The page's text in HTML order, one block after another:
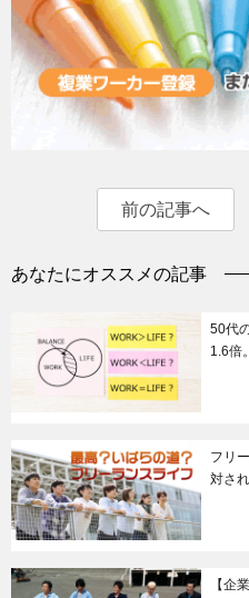
前の記事へ
あなたにオススメの記事
50代
1.6倍
フリ
対さ
【企